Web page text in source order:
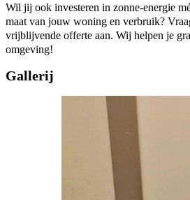
Wil jij ook investeren in zonne-energie
maat van jouw woning en verbruik?
vrijblijvende offerte aan. Wij helpen je
omgeving!
Gallerij